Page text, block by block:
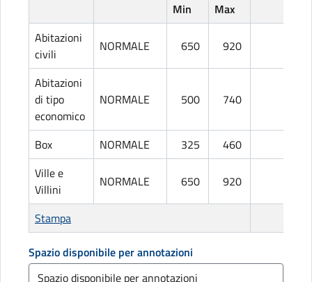
Min
Max
Abitazioni
civili
NORMALE 650 920
Abitazioni
di tipo
economico
NORMALE 500 740
Box NORMALE 325 460
Ville e
Villini
NORMALE 650 920
Stampa
Spazio disponibile per annotazioni